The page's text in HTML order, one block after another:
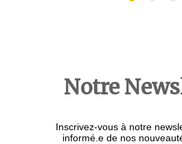
Notre
Inscrivez-vous à notre
informé.e de nos